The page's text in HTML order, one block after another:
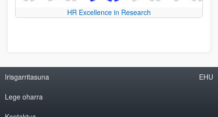
HR Excellence in Research
Irisgarritasuna
Lege oharra
EHU